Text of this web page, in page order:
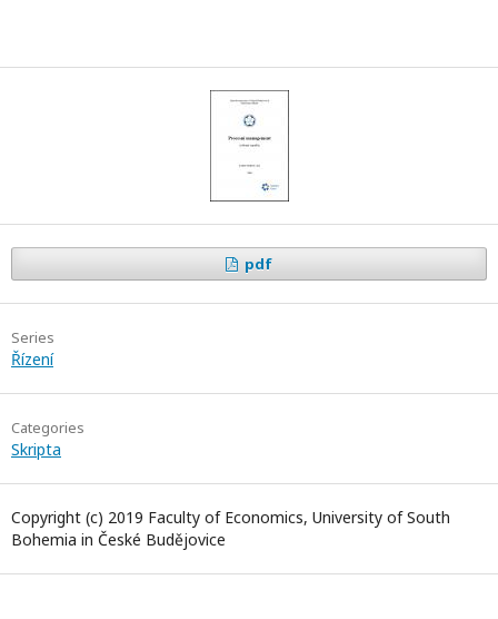
pdf
Series
Řízení
Categories
Skripta
Copyright (c) 2019 Faculty of Economics, University of South
Bohemia in České Budějovice